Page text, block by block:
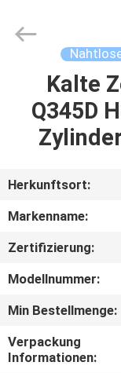
HAUS
PRODUKTE
ÜBER
US
FABRIK-
AUSFLUG
Tube
Kalte
Q345D
Herkunftsort:
Markenname:
Zertifizierung:
Modellnummer:
Min Bestellmenge:
Verpackung
Informationen: